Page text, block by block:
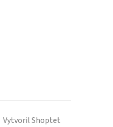
Vytvoril Shoptet